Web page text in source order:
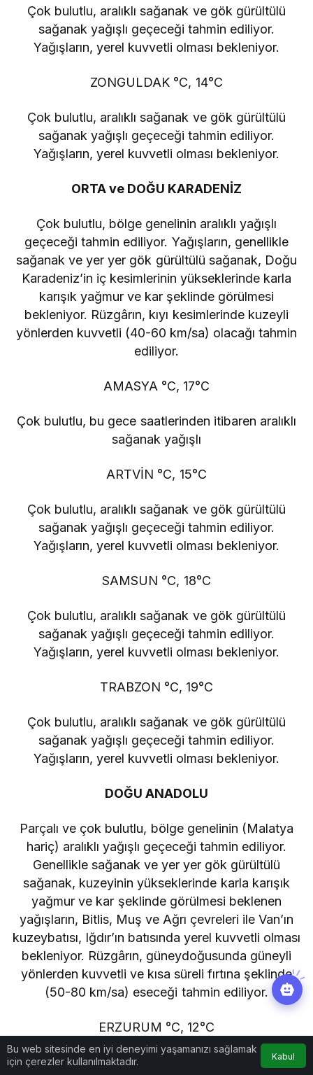
Çok bulutlu, aralıklı sağanak ve gök gürültülü
sağanak yağışlı geçeceği tahmin ediliyor.
Yağışların, yerel kuvvetli olması bekleniyor.
ZONGULDAK °C, 14°C
Çok bulutlu, aralıklı sağanak ve gök gürültülü
sağanak yağışlı geçeceği tahmin ediliyor.
Yağışların, yerel kuvvetli olması bekleniyor.
ORTA ve DOĞU KARADENİZ
Çok bulutlu, bölge genelinin aralıklı yağışlı
geçeceği tahmin ediliyor. Yağışların, genellikle
sağanak ve yer yer gök gürültülü sağanak, Doğu
Karadeniz’in iç kesimlerinin yükseklerinde karla
karışık yağmur ve kar şeklinde görülmesi
bekleniyor. Rüzgârın, kıyı kesimlerinde kuzeyli
yönlerden kuvvetli (40-60 km/sa) olacağı tahmin
ediliyor.
AMASYA °C, 17°C
Çok bulutlu, bu gece saatlerinden itibaren aralıklı
sağanak yağışlı
ARTVİN °C, 15°C
Çok bulutlu, aralıklı sağanak ve gök gürültülü
sağanak yağışlı geçeceği tahmin ediliyor.
Yağışların, yerel kuvvetli olması bekleniyor.
SAMSUN °C, 18°C
Çok bulutlu, aralıklı sağanak ve gök gürültülü
sağanak yağışlı geçeceği tahmin ediliyor.
Yağışların, yerel kuvvetli olması bekleniyor.
TRABZON °C, 19°C
Çok bulutlu, aralıklı sağanak ve gök gürültülü
sağanak yağışlı geçeceği tahmin ediliyor.
Yağışların, yerel kuvvetli olması bekleniyor.
DOĞU ANADOLU
Parçalı ve çok bulutlu, bölge genelinin (Malatya
hariç) aralıklı yağışlı geçeceği tahmin ediliyor.
Genellikle sağanak ve yer yer gök gürültülü
sağanak, kuzeyinin yükseklerinde karla karışık
yağmur ve kar şeklinde görülmesi beklenen
yağışların, Bitlis, Muş ve Ağrı çevreleri ile Van’ın
kuzeybatısı, Iğdır’ın batısında yerel kuvvetli olması
bekleniyor. Rüzgârın, güneydoğusunda güneyli
yönlerden kuvvetli ve kısa süreli fırtına şeklinde
(50-80 km/sa) eseceği tahmin ediliyor.
ERZURUM °C, 12°C
Çok bulutlu, aralıklı sağanak ve gök gürültülü
Bu web sitesinde en iyi deneyimi yaşamanızı sağlamak
için çerezler kullanılmaktadır.
Kabul